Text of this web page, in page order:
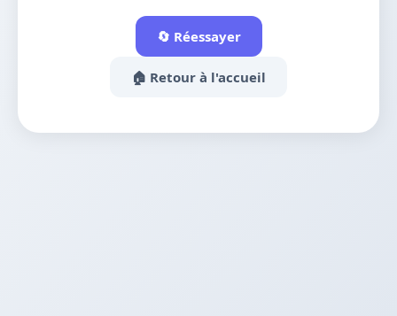
🔄 Réessayer
🏠 Retour à l'accueil